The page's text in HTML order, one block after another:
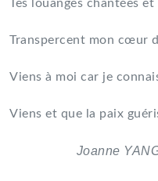
Tes louanges chantées
Transpercent mon cœur
Viens à moi car je
Viens et que la paix
Joanne